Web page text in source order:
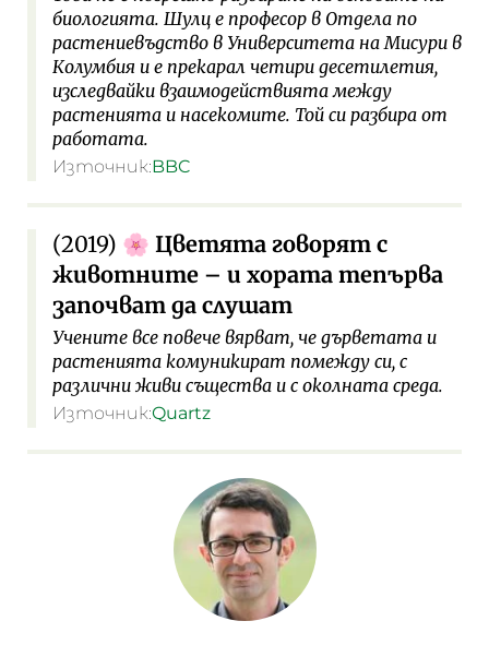
биологията. Шулц е професор в Отдела по
растениевъдство в Университета на Мисури в
Колумбия и е прекарал четири десетилетия,
изследвайки взаимодействията между
растенията и насекомите. Той си разбира от
работата.
Източник:BBC
(2019) 🌸 Цветята говорят с
животните – и хората тепърва
започват да слушат
Учените все повече вярват, че дърветата и
растенията комуникират помежду си, с
различни живи същества и с околната среда.
Източник:Quartz